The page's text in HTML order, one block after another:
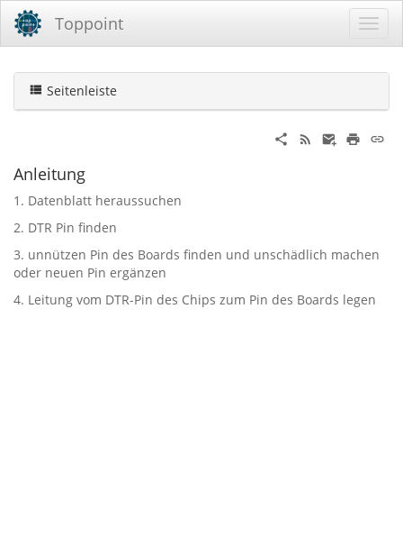
Toppoint
Seitenleiste
Anleitung
1. Datenblatt heraussuchen
2. DTR Pin finden
3. unnützen Pin des Boards finden und unschädlich machen
oder neuen Pin ergänzen
4. Leitung vom DTR-Pin des Chips zum Pin des Boards legen